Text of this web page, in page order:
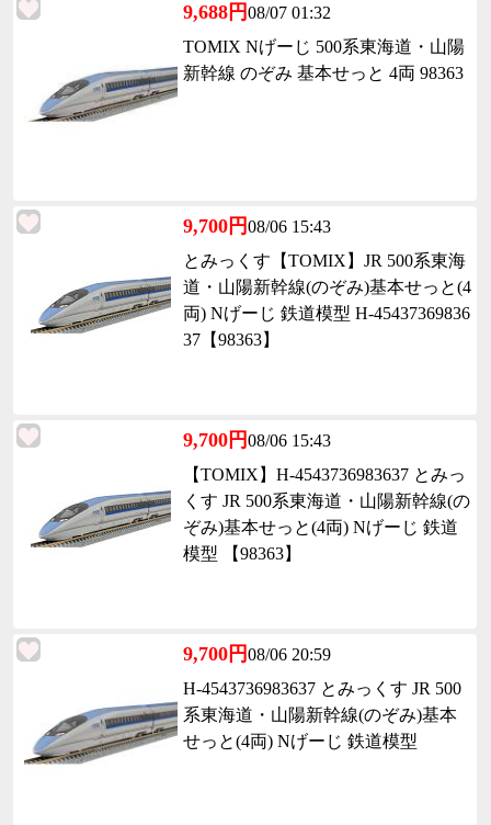
9,688円08/07 01:32
TOMIX Nげーじ 500系東海道・山陽
新幹線 のぞみ 基本せっと 4両 98363
9,700円08/06 15:43
とみっくす【TOMIX】JR 500系東海
道・山陽新幹線(のぞみ)基本せっと(4
両) Nげーじ 鉄道模型 H-45437369836
37【98363】
9,700円08/06 15:43
【TOMIX】H-4543736983637 とみっ
くす JR 500系東海道・山陽新幹線(の
ぞみ)基本せっと(4両) Nげーじ 鉄道
模型 【98363】
9,700円08/06 20:59
H-4543736983637 とみっくす JR 500
系東海道・山陽新幹線(のぞみ)基本
せっと(4両) Nげーじ 鉄道模型